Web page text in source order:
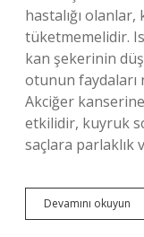
hastalığı
tüketmemelidir.
kan şekerinin
otunun faydaları
Akciğer kanserine
etkilidir, kuyruk
saçlara parlaklık
Devamını okuyun